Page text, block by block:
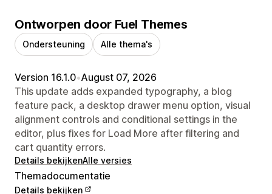
Ontworpen door Fuel Themes
Ondersteuning Alle thema's
Version 16.1.0•August 07, 2026
This update adds expanded typography, a blog
feature pack, a desktop drawer menu option, visual
alignment controls and conditional settings in the
editor, plus fixes for Load More after filtering and
cart quantity errors.
Details bekijkenAlle versies
Themadocumentatie
Details bekijken